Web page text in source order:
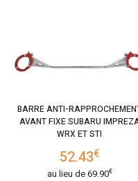
BARRE ANTI-
AVANT FIXE SUBARU
WRX ET STI
52.43€
au lieu de69.90€